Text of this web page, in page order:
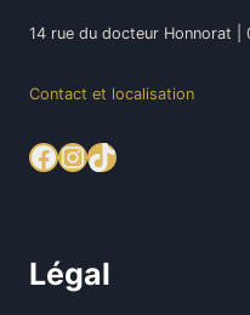
14 rue du docteur Honnorat |
Contact et localisation
Facebook
Instagram
TikTok
Légal